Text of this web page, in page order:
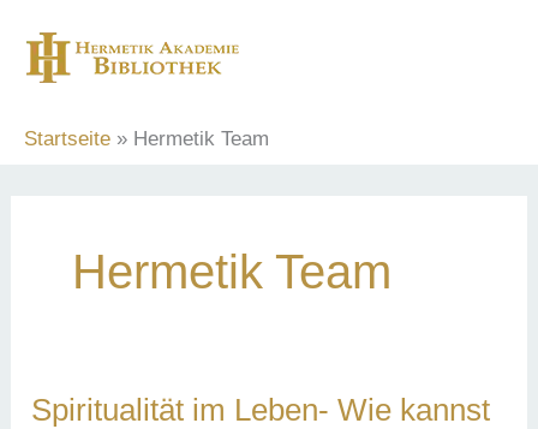
Inhalt
springen
Startseite Hermetik Team
Hermetik Team
Spiritualität im Leben- Wie kannst